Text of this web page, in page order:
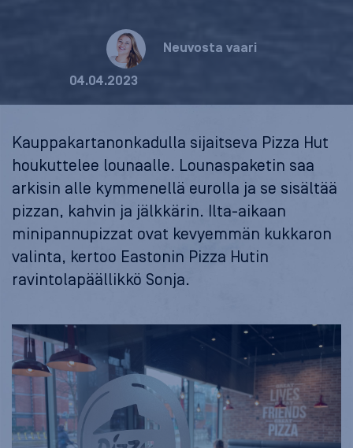
Neuvosta vaari
04.04.2023
Kauppakartanonkadulla sijaitseva Pizza Hut
houkuttelee lounaalle. Lounaspaketin saa
arkisin alle kymmenellä eurolla ja se sisältää
pizzan, kahvin ja jälkkärin. Ilta-aikaan
minipannupizzat ovat kevyemmän kukkaron
valinta, kertoo Eastonin Pizza Hutin
ravintolapäällikkö Sonja.